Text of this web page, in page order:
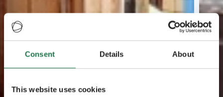
Consent Details About
This website uses cookies